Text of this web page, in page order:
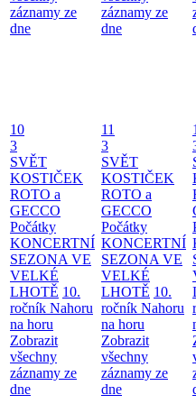
záznamy ze
dne
záznamy ze
dne
10
3
SVĚT
KOSTIČEK
ROTO a
GECCO
Počátky
KONCERTNÍ
SEZONA VE
VELKÉ
LHOTĚ 10.
ročník Nahoru
na horu
Zobrazit
všechny
záznamy ze
dne
11
3
SVĚT
KOSTIČEK
ROTO a
GECCO
Počátky
KONCERTNÍ
SEZONA VE
VELKÉ
LHOTĚ 10.
ročník Nahoru
na horu
Zobrazit
všechny
záznamy ze
dne